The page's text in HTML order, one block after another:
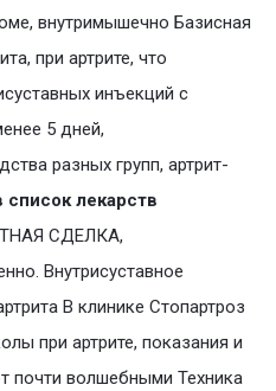
внутримышечно Базисная
при артрите, что
инъекций с
5 дней,
разных групп, артрит-
список лекарств
СДЕЛКА,
Внутрисуставное
В клинике Стопартроз
при артрите, показания и
почти волшебными Техника